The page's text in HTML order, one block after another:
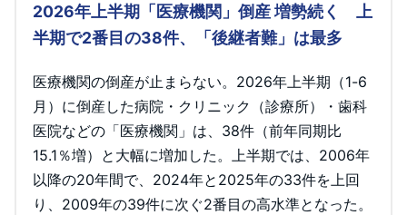
2026年上半期「医療機関」倒産 増勢続く 上
半期で2番目の38件、「後継者難」は最多
医療機関の倒産が止まらない。2026年上半期（1-6
月）に倒産した病院・クリニック（診療所）・歯科
医院などの「医療機関」は、38件（前年同期比
15.1％増）と大幅に増加した。上半期では、2006年
以降の20年間で、2024年と2025年の33件を上回
り、2009年の39件に次ぐ2番目の高水準となった。